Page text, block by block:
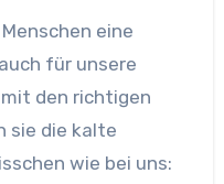
eine
für unsere
den richtigen
sie die kalte
wie bei uns: